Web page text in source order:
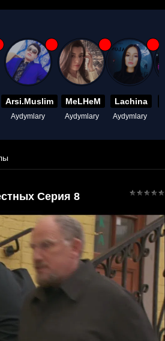
Arsi.Muslim
Aydymlary
MeLHeM
Aydymlary
Lachina
Aydymlary
Серия 8